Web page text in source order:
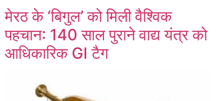
मेरठ के ‘बिगुल’ को मिली वैश्विक
पहचान: 140 साल पुराने वाद्य यंत्र को
आधिकारिक GI टैग